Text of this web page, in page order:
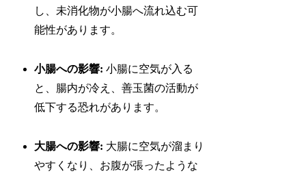
し、未消化物が小腸へ流れ込む可
能性があります。
小腸への影響: 小腸に空気が入る
と、腸内が冷え、善玉菌の活動が
低下する恐れがあります。
大腸への影響: 大腸に空気が溜まり
やすくなり、お腹が張ったような